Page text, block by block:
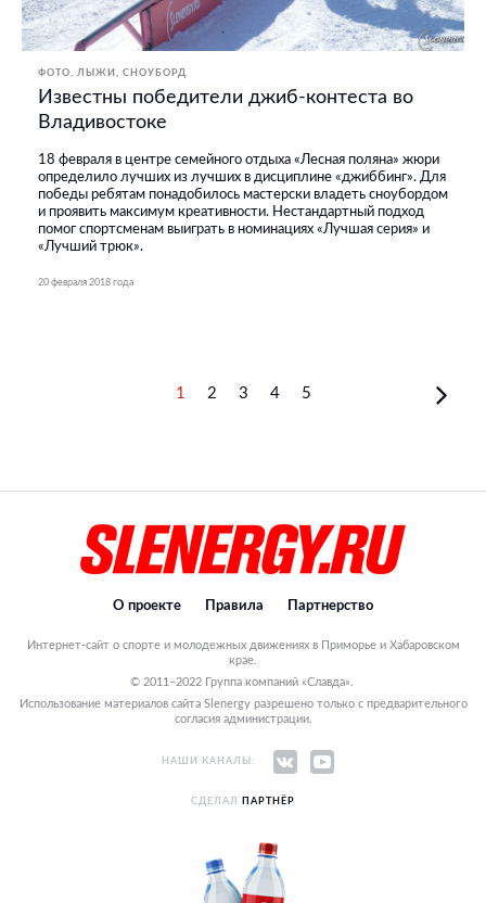
ФОТО ЛЫЖИ, СНОУБОРД
Известны победители джиб-контеста во
Владивостоке
18 февраля в центре семейного отдыха «Лесная поляна» жюри
определило лучших из лучших в дисциплине «джиббинг». Для
победы ребятам понадобилось мастерски владеть сноубордом
и проявить максимум креативности. Нестандартный подход
помог спортсменам выиграть в номинациях «Лучшая серия» и
«Лучший трюк».
20 февраля 2018 года
1 2 3 4 5
О проекте Правила Партнерство
Интернет-сайт о спорте и молодежных движениях в Приморье и Хабаровском
крае.
© 2011–2022 Группа компаний «Славда».
Использование материалов сайта Slenergy разрешено только с предварительного
согласия администрации.
НАШИ КАНАЛЫ:
СДЕЛАЛ ПАРТНЁР